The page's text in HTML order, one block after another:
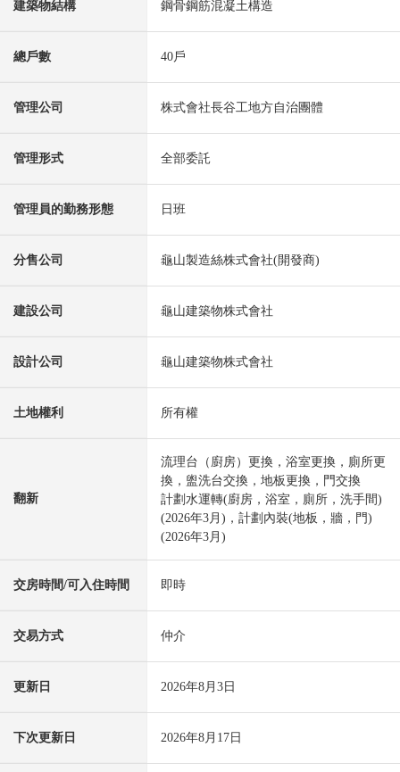
建築物結構 鋼骨鋼筋混凝土構造
總戶數 40戶
管理公司 株式會社長谷工地方自治團體
管理形式 全部委託
管理員的勤務形態 日班
分售公司 龜山製造絲株式會社(開發商)
建設公司 龜山建築物株式會社
設計公司 龜山建築物株式會社
土地權利 所有權
翻新
流理台（廚房）更換，浴室更換，廁所更
換，盥洗台交換，地板更換，門交換
計劃水運轉(廚房，浴室，廁所，洗手間)
(2026年3月)，計劃內裝(地板，牆，門)
(2026年3月)
交房時間/可入住時間 即時
交易方式 仲介
更新日 2026年8月3日
下次更新日 2026年8月17日